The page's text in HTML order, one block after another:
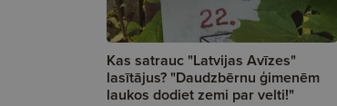
Kas satrauc "Latvijas Avīzes"
lasītājus? "Daudzbērnu ģimenēm
laukos dodiet zemi par velti!"